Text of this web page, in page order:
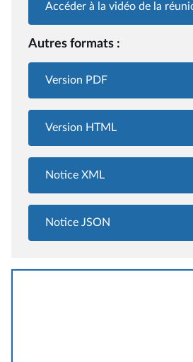
Accéder à la vidéo de la
Autres formats :
Version PDF
Version HTML
Notice XML
Notice JSON